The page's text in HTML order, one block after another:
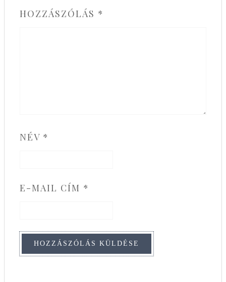
HOZZÁSZÓLÁS *
NÉV *
E-MAIL CÍM *